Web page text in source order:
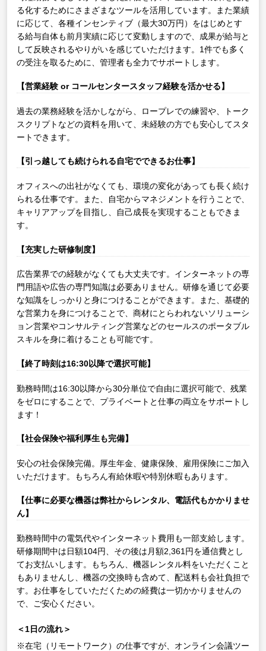
る化するためにさまざまなツールを活用しています。また業績
に応じて、各種インセンティブ（最大30万円）をはじめとす
る給与自体も前月実績に応じて変動しますので、成果が給与と
して反映されるやりがいを感じていただけます。1件でも多く
の受注を取るために、管理者も全力でサポートします。
【営業経験 or コールセンタースタッフ経験を活かせる】
過去の業務経験を活かしながら、ロープレでの練習や、トーク
スクリプトなどの資料を用いて、未経験の方でも安心してスタ
ートできます。
【引っ越しても続けられる自宅でできるお仕事】
オフィスへの出社がなくても、環境の変化があっても長く続け
られる仕事です。また、自宅からマネジメントを行うことで、
キャリアアップを目指し、自己成長を実現することもできま
す。
【充実した研修制度】
広告業界での経験がなくても大丈夫です。インターネットの専
門用語や広告の専門知識は必要ありません。研修を通じて必要
な知識をしっかりと身につけることができます。また、基礎的
な営業力を身につけることで、商材にとらわれないソリューシ
ョン営業やコンサルティング営業などのセールスのポータブル
スキルを身に着けることも可能です。
【終了時刻は16:30以降で選択可能】
勤務時間は16:30以降から30分単位で自由に選択可能で、残業
をゼロにすることで、プライベートと仕事の両立をサポートし
ます！
【社会保険や福利厚生も完備】
安心の社会保険完備。厚生年金、健康保険、雇用保険にご加入
いただけます。もちろん有給休暇や特別休暇もあります。
【仕事に必要な機器は弊社からレンタル、電話代もかかりませ
ん】
勤務時間中の電気代やインターネット費用も一部支給します。
研修期間中は日額104円、その後は月額2,361円を通信費とし
てお支払いします。もちろん、機器レンタル料をいただくこと
もありませんし、機器の交換時も含めて、配送料も会社負担で
す。お仕事をしていただくための経費は一切かかりませんの
で、ご安心ください。
＜1日の流れ＞
※在宅（リモートワーク）の仕事ですが、オンライン会議ツー